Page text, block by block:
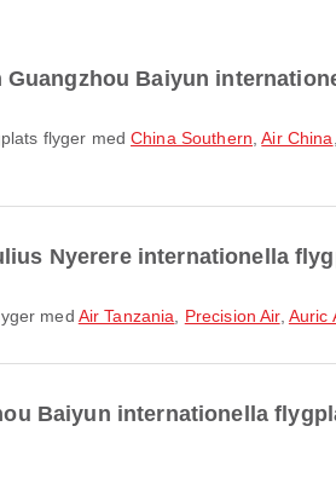
Baiyun
flyger medChina Southern ,Air China
Nyerere internationella
med Air Tanzania Precision Air, Auric
Baiyun internationella